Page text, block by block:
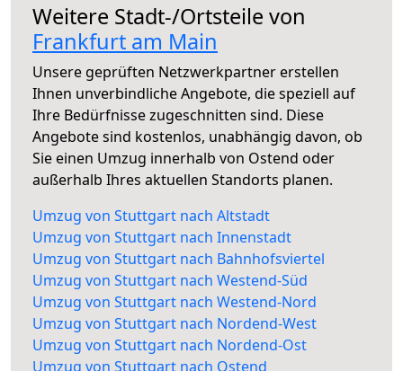
Weitere Stadt-/Ortsteile von
Frankfurt am Main
Unsere geprüften Netzwerkpartner erstellen
Ihnen unverbindliche Angebote, die speziell auf
Ihre Bedürfnisse zugeschnitten sind. Diese
Angebote sind kostenlos, unabhängig davon, ob
Sie einen Umzug innerhalb von Ostend oder
außerhalb Ihres aktuellen Standorts planen.
Umzug von Stuttgart nach Altstadt
Umzug von Stuttgart nach Innenstadt
Umzug von Stuttgart nach Bahnhofsviertel
Umzug von Stuttgart nach Westend-Süd
Umzug von Stuttgart nach Westend-Nord
Umzug von Stuttgart nach Nordend-West
Umzug von Stuttgart nach Nordend-Ost
Umzug von Stuttgart nach Ostend